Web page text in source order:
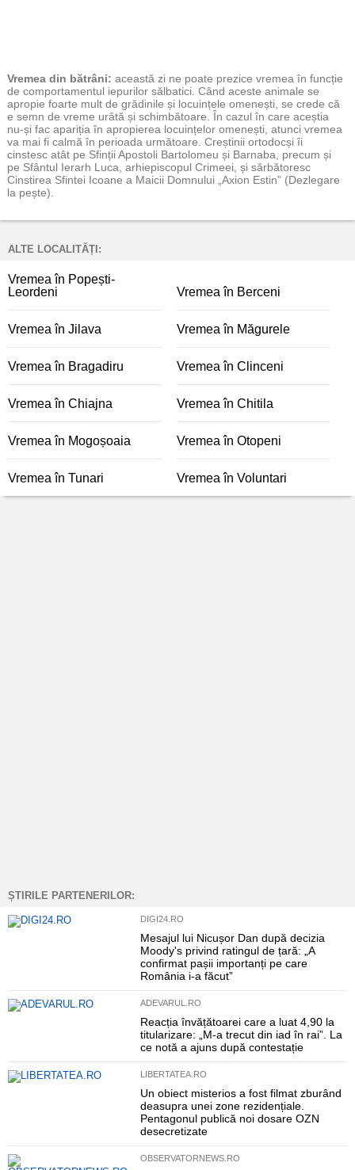
Vremea din bătrâni: această zi ne poate prezice vremea în funcție
de comportamentul iepurilor sălbatici. Când aceste animale se
apropie foarte mult de grădinile și locuințele omenești, se crede că
e semn de vreme urâtă și schimbătoare. În cazul în care aceștia
nu-și fac apariția în apropierea locuințelor omenești, atunci vremea
va mai fi calmă în perioada următoare. Creștinii ortodocși îi
cinstesc atât pe Sfinții Apostoli Bartolomeu și Barnaba, precum și
pe Sfântul Ierarh Luca, arhiepiscopul Crimeei, și sărbătoresc
Cinstirea Sfintei Icoane a Maicii Domnului „Axion Estin” (Dezlegare
la pește).
ALTE LOCALITĂȚI:
Vremea în Popești-
Leordeni
Vremea în Berceni
Vremea în Jilava Vremea în Măgurele
Vremea în Bragadiru Vremea în Clinceni
Vremea în Chiajna Vremea în Chitila
Vremea în Mogoșoaia Vremea în Otopeni
Vremea în Tunari Vremea în Voluntari
ȘTIRILE PARTENERILOR:
DIGI24.RO
Mesajul lui Nicușor Dan după decizia
Moody's privind ratingul de țară: „A
confirmat pașii importanți pe care
România i-a făcut”
ADEVARUL.RO
Reacția învățătoarei care a luat 4,90 la
titularizare: „M-a trecut din iad în rai”. La
ce notă a ajuns după contestație
LIBERTATEA.RO
Un obiect misterios a fost filmat zburând
deasupra unei zone rezidențiale.
Pentagonul publică noi dosare OZN
desecretizate
OBSERVATORNEWS.RO